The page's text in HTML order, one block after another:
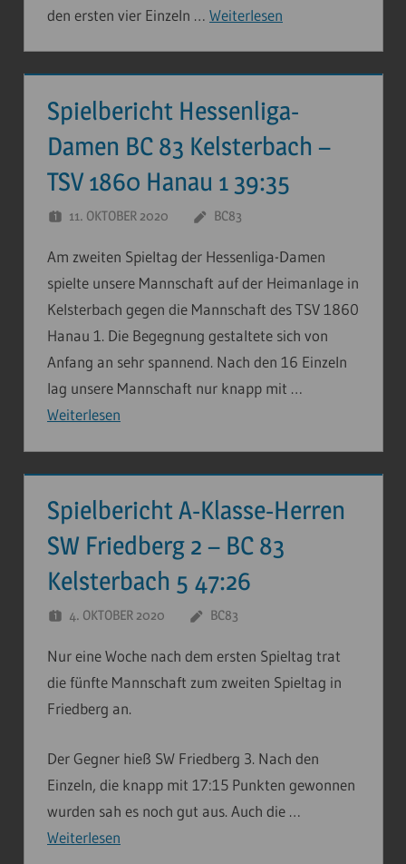
den ersten vier Einzeln … Weiterlesen
Spielbericht Hessenliga-
Damen BC 83 Kelsterbach –
TSV 1860 Hanau 1 39:35
11. OKTOBER 2020 BC83
Am zweiten Spieltag der Hessenliga-Damen
spielte unsere Mannschaft auf der Heimanlage in
Kelsterbach gegen die Mannschaft des TSV 1860
Hanau 1. Die Begegnung gestaltete sich von
Anfang an sehr spannend. Nach den 16 Einzeln
lag unsere Mannschaft nur knapp mit …
Weiterlesen
Spielbericht A-Klasse-Herren
SW Friedberg 2 – BC 83
Kelsterbach 5 47:26
4. OKTOBER 2020 BC83
Nur eine Woche nach dem ersten Spieltag trat
die fünfte Mannschaft zum zweiten Spieltag in
Friedberg an.
Der Gegner hieß SW Friedberg 3. Nach den
Einzeln, die knapp mit 17:15 Punkten gewonnen
wurden sah es noch gut aus. Auch die …
Weiterlesen